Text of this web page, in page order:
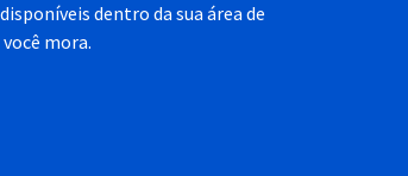
dentro da sua área de
mora.